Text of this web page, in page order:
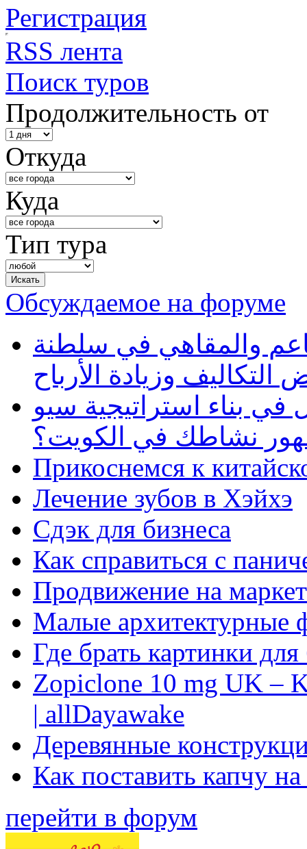
Регистрация
RSS лента
Поиск туров
Продолжительность от
Откуда
Куда
Тип тура
Обсуждаемое на форуме
والمقاهي في سلطنة
وزيادة الأرباح
بناء استراتيجية سيو
نشاطك في الكويت؟
Прикоснемся к
Лечение зубов в Хэйхэ
Сдэк для бизнеса
Как справиться с
Продвижение на
Малые архитектурные
Где брать картинки
Zopiclone 10 mg UK –
| allDayawake
Деревянные
Как поставить капчу
перейти в форум